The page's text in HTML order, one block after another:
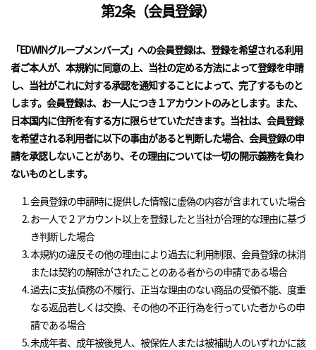
第2条（会員登録）
「EDWINグループメンバーズ」への会員登録は、登録を希望される利用
者ご本人が、本規約に同意の上、当社の定める方法によって登録を申請
し、当社がこれに対する承認を通知することによって、完了するものと
します。会員登録は、お一人につき１アカウントのみとします。また、
日本国内に住所を有する方に限らせていただきます。当社は、会員登録
を希望される利用者に以下の事由があると判断した場合、会員登録の申
請を承認しないことがあり、その理由については一切の開示義務を負わ
ないものとします。
会員登録の申請時に提供した情報に虚偽の内容が含まれていた場合
お一人で２アカウント以上を登録したと当社が合理的な理由に基づ
き判断した場合
本規約の違反その他の理由により過去に利用制限、会員登録の抹消
または契約の解除がされたことのある者からの申請である場合
過去に支払債務の不履行、正当な理由のない商品の受領不能、度重
なる返品若しくは交換、その他の不正行為を行っていた者からの申
請である場合
未成年者、成年被後見人、被保佐人または被補助人のいずれかに該